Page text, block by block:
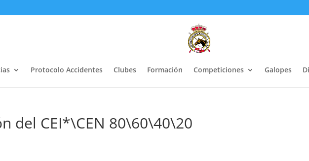
Protocolo Accidentes Clubes Formación Competiciones Galopes
del CEI*\CEN 80\60\40\20